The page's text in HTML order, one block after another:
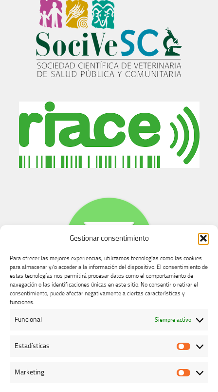
Gestionar consentimiento
Para ofrecer las mejores experiencias, utilizamos tecnologías como las cookies
para almacenar y/o acceder a la información del dispositivo. El consentimiento de
estas tecnologías nos permitirá procesar datos como el comportamiento de
navegación o las identificaciones únicas en este sitio. No consentir o retirar el
consentimiento, puede afectar negativamente a ciertas características y
funciones.
Funcional Siempre activo
Estadísticas
Marketing
Buzón de dudas, quejas y sugerencias